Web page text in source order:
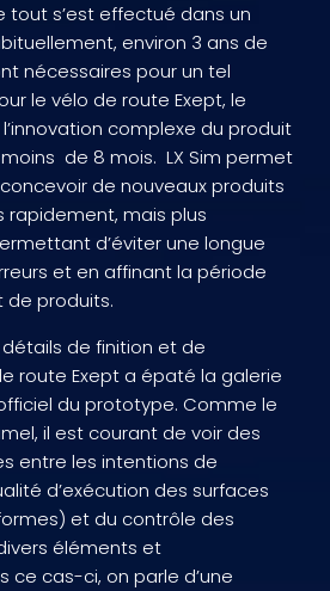
tout s’est effectué dans un
environ 3 ans de
nécessaires pour un tel
le vélo de route Exept, le
complexe du produit
de 8 mois. LX Sim permet
de nouveaux produits
rapidement, mais plus
d’éviter une longue
et en affinant la période
produits.
de finition et de
route Exept a épaté la galerie
du prototype. Comme le
il est courant de voir des
entre les intentions de
d’exécution des surfaces
et du contrôle des
éléments et
ce cas-ci, on parle d’une